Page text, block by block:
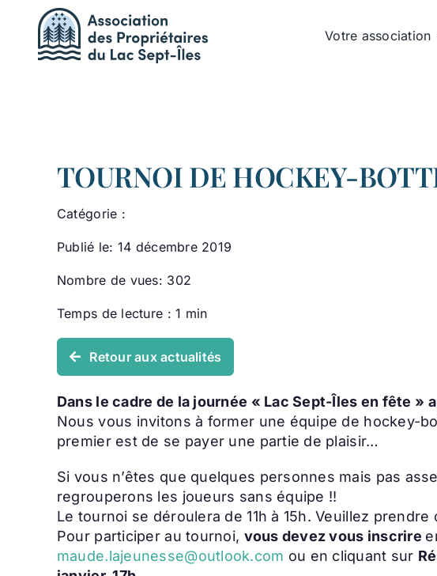
Passer
contenu
Votre association
TOURNOI DE HOCKEY-
Catégorie :
Publié le: 14 décembre 2019
Nombre de vues: 302
Temps de lecture : 1 min
Retour aux actualités
Dans le cadre de la journée « Lac Sept-Îles en fête »
Nous vous invitons à former une équipe de hockey-
premier est de se payer une partie de plaisir…
Si vous n’êtes que quelques personnes mais pas
regrouperons les joueurs sans équipe !!
Le tournoi se déroulera de 11h à 15h. Veuillez
Pour participer au tournoi, vous devez vous inscrire
maude.lajeunesse@outlook.com ou en cliquant sur